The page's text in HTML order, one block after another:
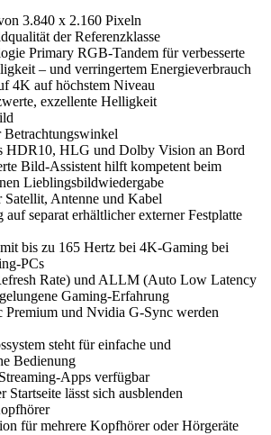
3.840 x 2.160 Pixeln
der Referenzklasse
Primary RGB-Tandem für verbesserte
– und verringertem Energieverbrauch
4K auf höchstem Niveau
exzellente Helligkeit
Betrachtungswinkel
HDR10, HLG und Dolby Vision an Bord
Bild-Assistent hilft kompetent beim
Lieblingsbildwiedergabe
Antenne und Kabel
separat erhältlicher externer Festplatte
bis zu 165 Hertz bei 4K-Gaming bei
PCs
Rate) und ALLM (Auto Low Latency
Gaming-Erfahrung
Premium und Nvidia G-Sync werden
steht für einfache und
Bedienung
Apps verfügbar
Startseite lässt sich ausblenden
für mehrere Kopfhörer oder Hörgeräte